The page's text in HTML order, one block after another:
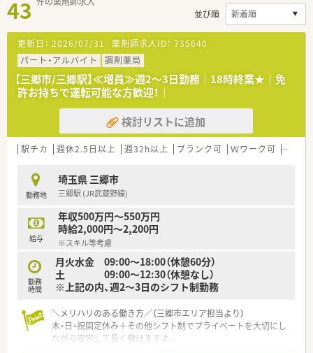
43
並び順
更新日： 2026/07/31 薬剤師求人ID： 735640
パート・アルバイト
調剤薬局
【三郷市/三郷駅】≪増員≫週2～3日勤務｜18時終業★｜免
許お持ちで運転可能な方歓迎！｜
検討リストに追加
駅チカ 週休2.5日以上 週32h以上 ブランク可 Ｗワーク可 残業
勤務地
埼玉県 三郷市
三郷駅 (JR武蔵野線)
給与
年収500万円～550万円
時給2,000円～2,200円
※スキル等考慮
勤務
時間
月火水金 09:00～18:00（休憩60分）
土 09:00～12:30（休憩なし）
※上記の内、週2～3日のシフト制勤務
＼メリハリのある働き方／（三郷市エリア担当より）
木・日・祝固定休み＋その他シフト制でプライベートを大切にし
ながら安定して長く働けますよ。